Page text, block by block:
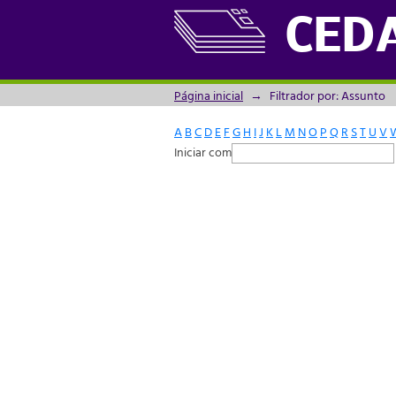
Filtrador por: Assunto
Página inicial → Filtrador por: Assunto
ABCDEFGH IJ KLM NOPQRSTUV
Iniciar com